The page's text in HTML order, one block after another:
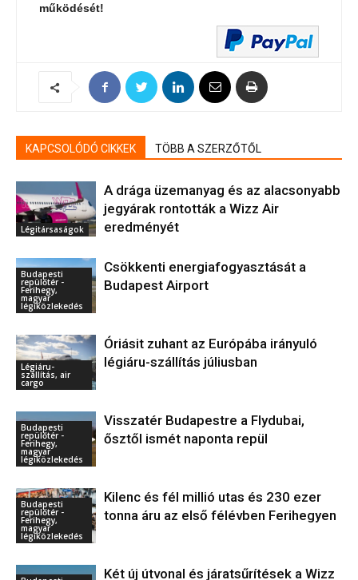
működését!
KAPCSOLÓDÓ CIKKEK TÖBB A SZERZŐTŐL
Légitársaságok
A drága üzemanyag és az alacsonyabb
jegyárak rontották a Wizz Air
eredményét
Budapesti
repülőtér -
Ferihegy,
magyar
légiközlekedés
Csökkenti energiafogyasztását a
Budapest Airport
Légiáru-
szállítás, air
cargo
Óriásit zuhant az Európába irányuló
légiáru-szállítás júliusban
Budapesti
repülőtér -
Ferihegy,
magyar
légiközlekedés
Visszatér Budapestre a Flydubai,
ősztől ismét naponta repül
Budapesti
repülőtér -
Ferihegy,
magyar
légiközlekedés
Kilenc és fél millió utas és 230 ezer
tonna áru az első félévben Ferihegyen
Két új útvonal és járatsűrítések a Wizz